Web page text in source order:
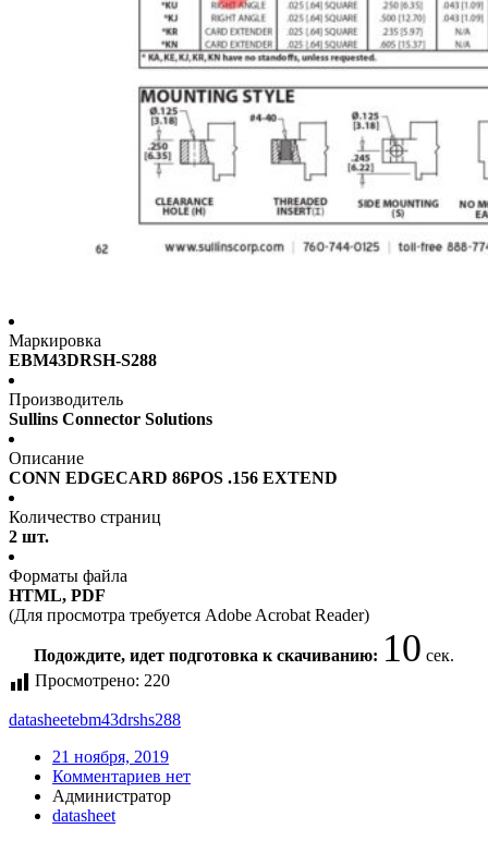
Маркировка
EBM43DRSH-S288
Производитель
Sullins Connector Solutions
Описание
CONN EDGECARD 86POS .156 EXTEND
Количество страниц
2 шт.
Форматы файла
HTML, PDF
(Для просмотра требуется Adobe Acrobat Reader)
Подождите, идет подготовка к скачиванию:9сек.
Просмотрено: 220
datasheetebm43drshs288
21 ноября, 2019
Комментариев нет
Администратор
datasheet